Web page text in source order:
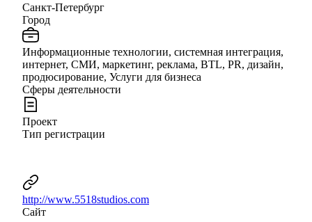
Санкт-Петербург
Город
Информационные технологии, системная интеграция,
интернет, СМИ, маркетинг, реклама, BTL, PR, дизайн,
продюсирование, Услуги для бизнеса
Сферы деятельности
Проект
Тип регистрации
http://www.5518studios.com
Сайт